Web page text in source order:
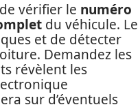
vérifier le numéro
du véhicule. Le
et de détecter
Demandez les
révèlent les
sur d’éventuels